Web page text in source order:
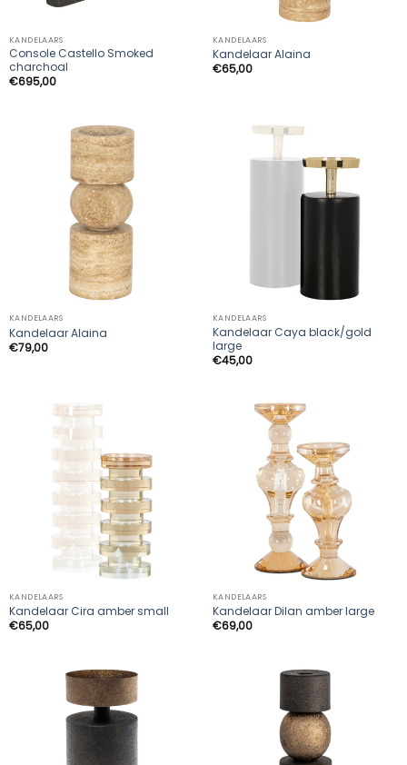
KANDELAARS
Console Castello Smoked
charchoal
€695,00
KANDELAARS
Kandelaar Alaina
€65,00
KANDELAARS
Kandelaar Alaina
€79,00
KANDELAARS
Kandelaar Caya black/gold
large
€45,00
KANDELAARS
Kandelaar Cira amber small
€65,00
KANDELAARS
Kandelaar Dilan amber large
€69,00